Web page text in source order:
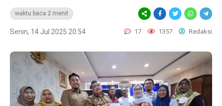
waktu baca 2 menit
Senin, 14 Jul 2025 20:54 17 1357 Redaksi